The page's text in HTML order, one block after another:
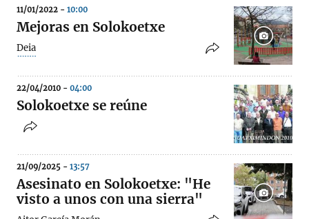
11/01/2022 - 10:00
Mejoras en Solokoetxe
Deia
22/04/2010 - 04:00
Solokoetxe se reúne
21/09/2025 - 13:57
Asesinato en Solokoetxe: "He
visto a unos con una sierra"